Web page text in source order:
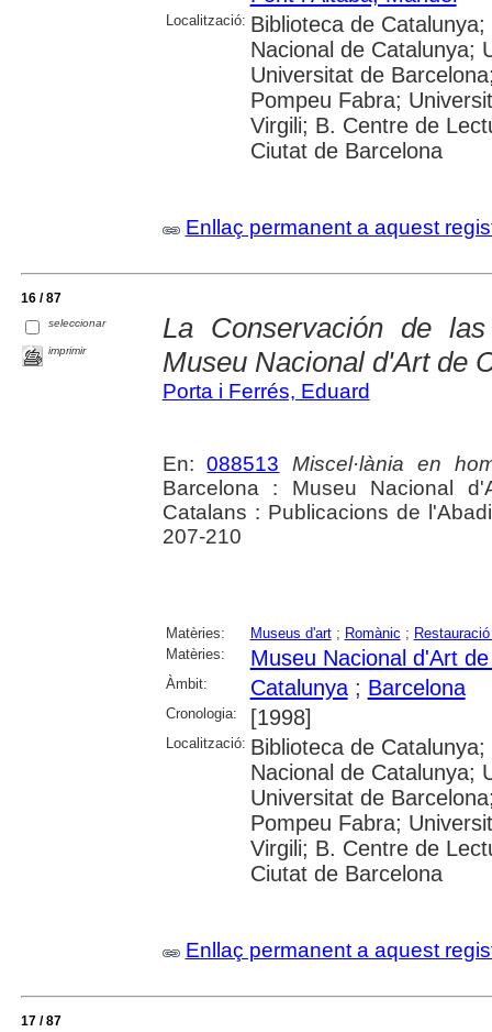
Localització: Biblioteca de
Nacional de Catalunya;
Universitat de
Pompeu Fabra;
Virgili; B. Centre de
Ciutat de Barcelona
Enllaç permanent a aquest
16 / 87
seleccionar
imprimir
La Conservación de
Museu Nacional d'Art de
Porta i Ferrés, Eduard
En:088513
Miscel·lània en
Barcelona : Museu Nacional
Catalans : Publicacions de
207-210
Matèries: Museus d'art; Romànic ;
Matèries:
Museu Nacional d'Art
Àmbit: Catalunya; Barcelona
Cronologia: [1998]
Localització: Biblioteca de
Nacional de Catalunya;
Universitat de
Pompeu Fabra;
Virgili; B. Centre de
Ciutat de Barcelona
Enllaç permanent a aquest
17 / 87